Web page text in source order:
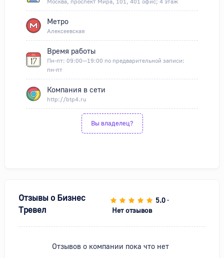
Метро
Алексеевская
Время работы
Пн-пт: 09:00—19:00 по предварительной записи:
пн-пт
Компания в сети
http://btp4.ru
Вы владелец?
Отзывы о Бизнес
Тревел
5.0 •
Нет отзывов
Отзывов о компании пока что нет